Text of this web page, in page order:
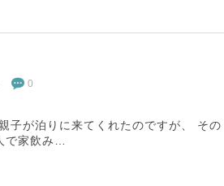
0
子が泊りに来てくれたのですが、 その
で家飲み…